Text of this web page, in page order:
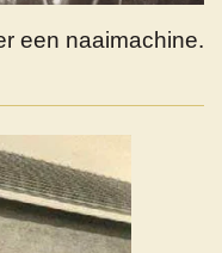
een naaimachine.